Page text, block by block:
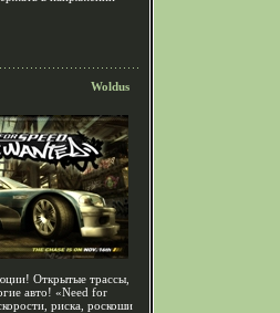
Woldus
Открытые трассы,
авто! «Need for
риска, роскоши